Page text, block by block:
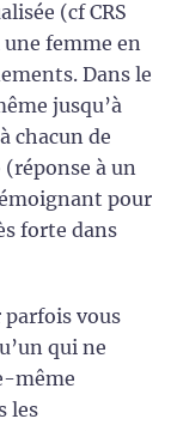
(cf CRS
femme en
Dans le
jusqu’à
chacun de
à un
pour
forte dans
parfois vous
qui ne
même
les